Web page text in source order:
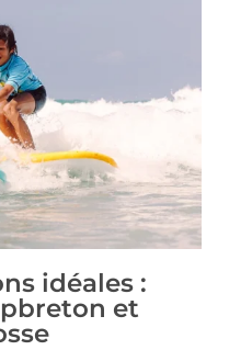
idéales :
et